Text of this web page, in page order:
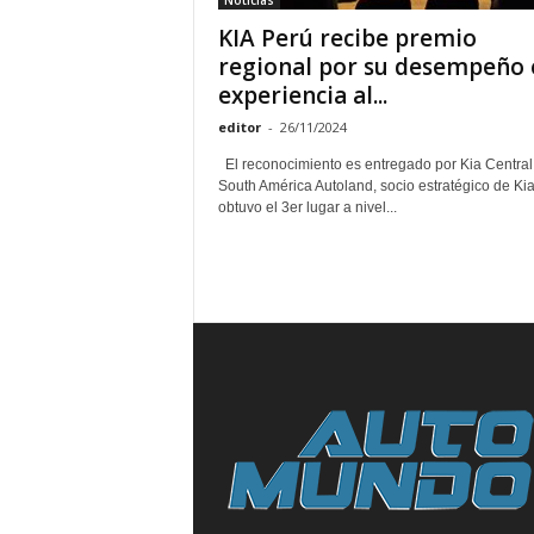
KIA Perú recibe premio
regional por su desempeño
experiencia al...
editor - 26/11/2024
El reconocimiento es entregado por Kia
South América Autoland, socio estratégico de
obtuvo el 3er lugar a nivel...